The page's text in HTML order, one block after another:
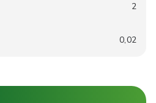
2
0,02